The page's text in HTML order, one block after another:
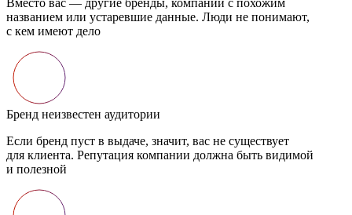
названием или устаревшие данные. Люди не понимают,
с кем имеют дело
Бренд неизвестен аудитории
Если бренд пуст в выдаче, значит, вас не существует
для клиента. Репутация компании должна быть видимой
и полезной